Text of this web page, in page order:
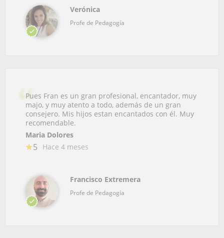
Verónica
Profe de Pedagogía
Pues Fran es un gran profesional, encantador, muy
majo, y muy atento a todo, además de un gran
consejero. Mis hijos estan encantados con él. Muy
recomendable.
Maria Dolores
5 Hace 4 meses
Francisco Extremera
Profe de Pedagogía